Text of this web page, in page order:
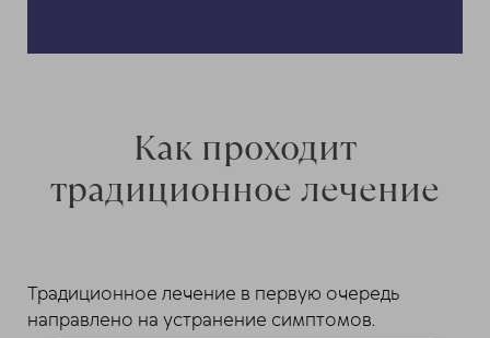
Как проходит
традиционное лечение
Традиционное лечение в первую очередь
направлено на устранение симптомов.